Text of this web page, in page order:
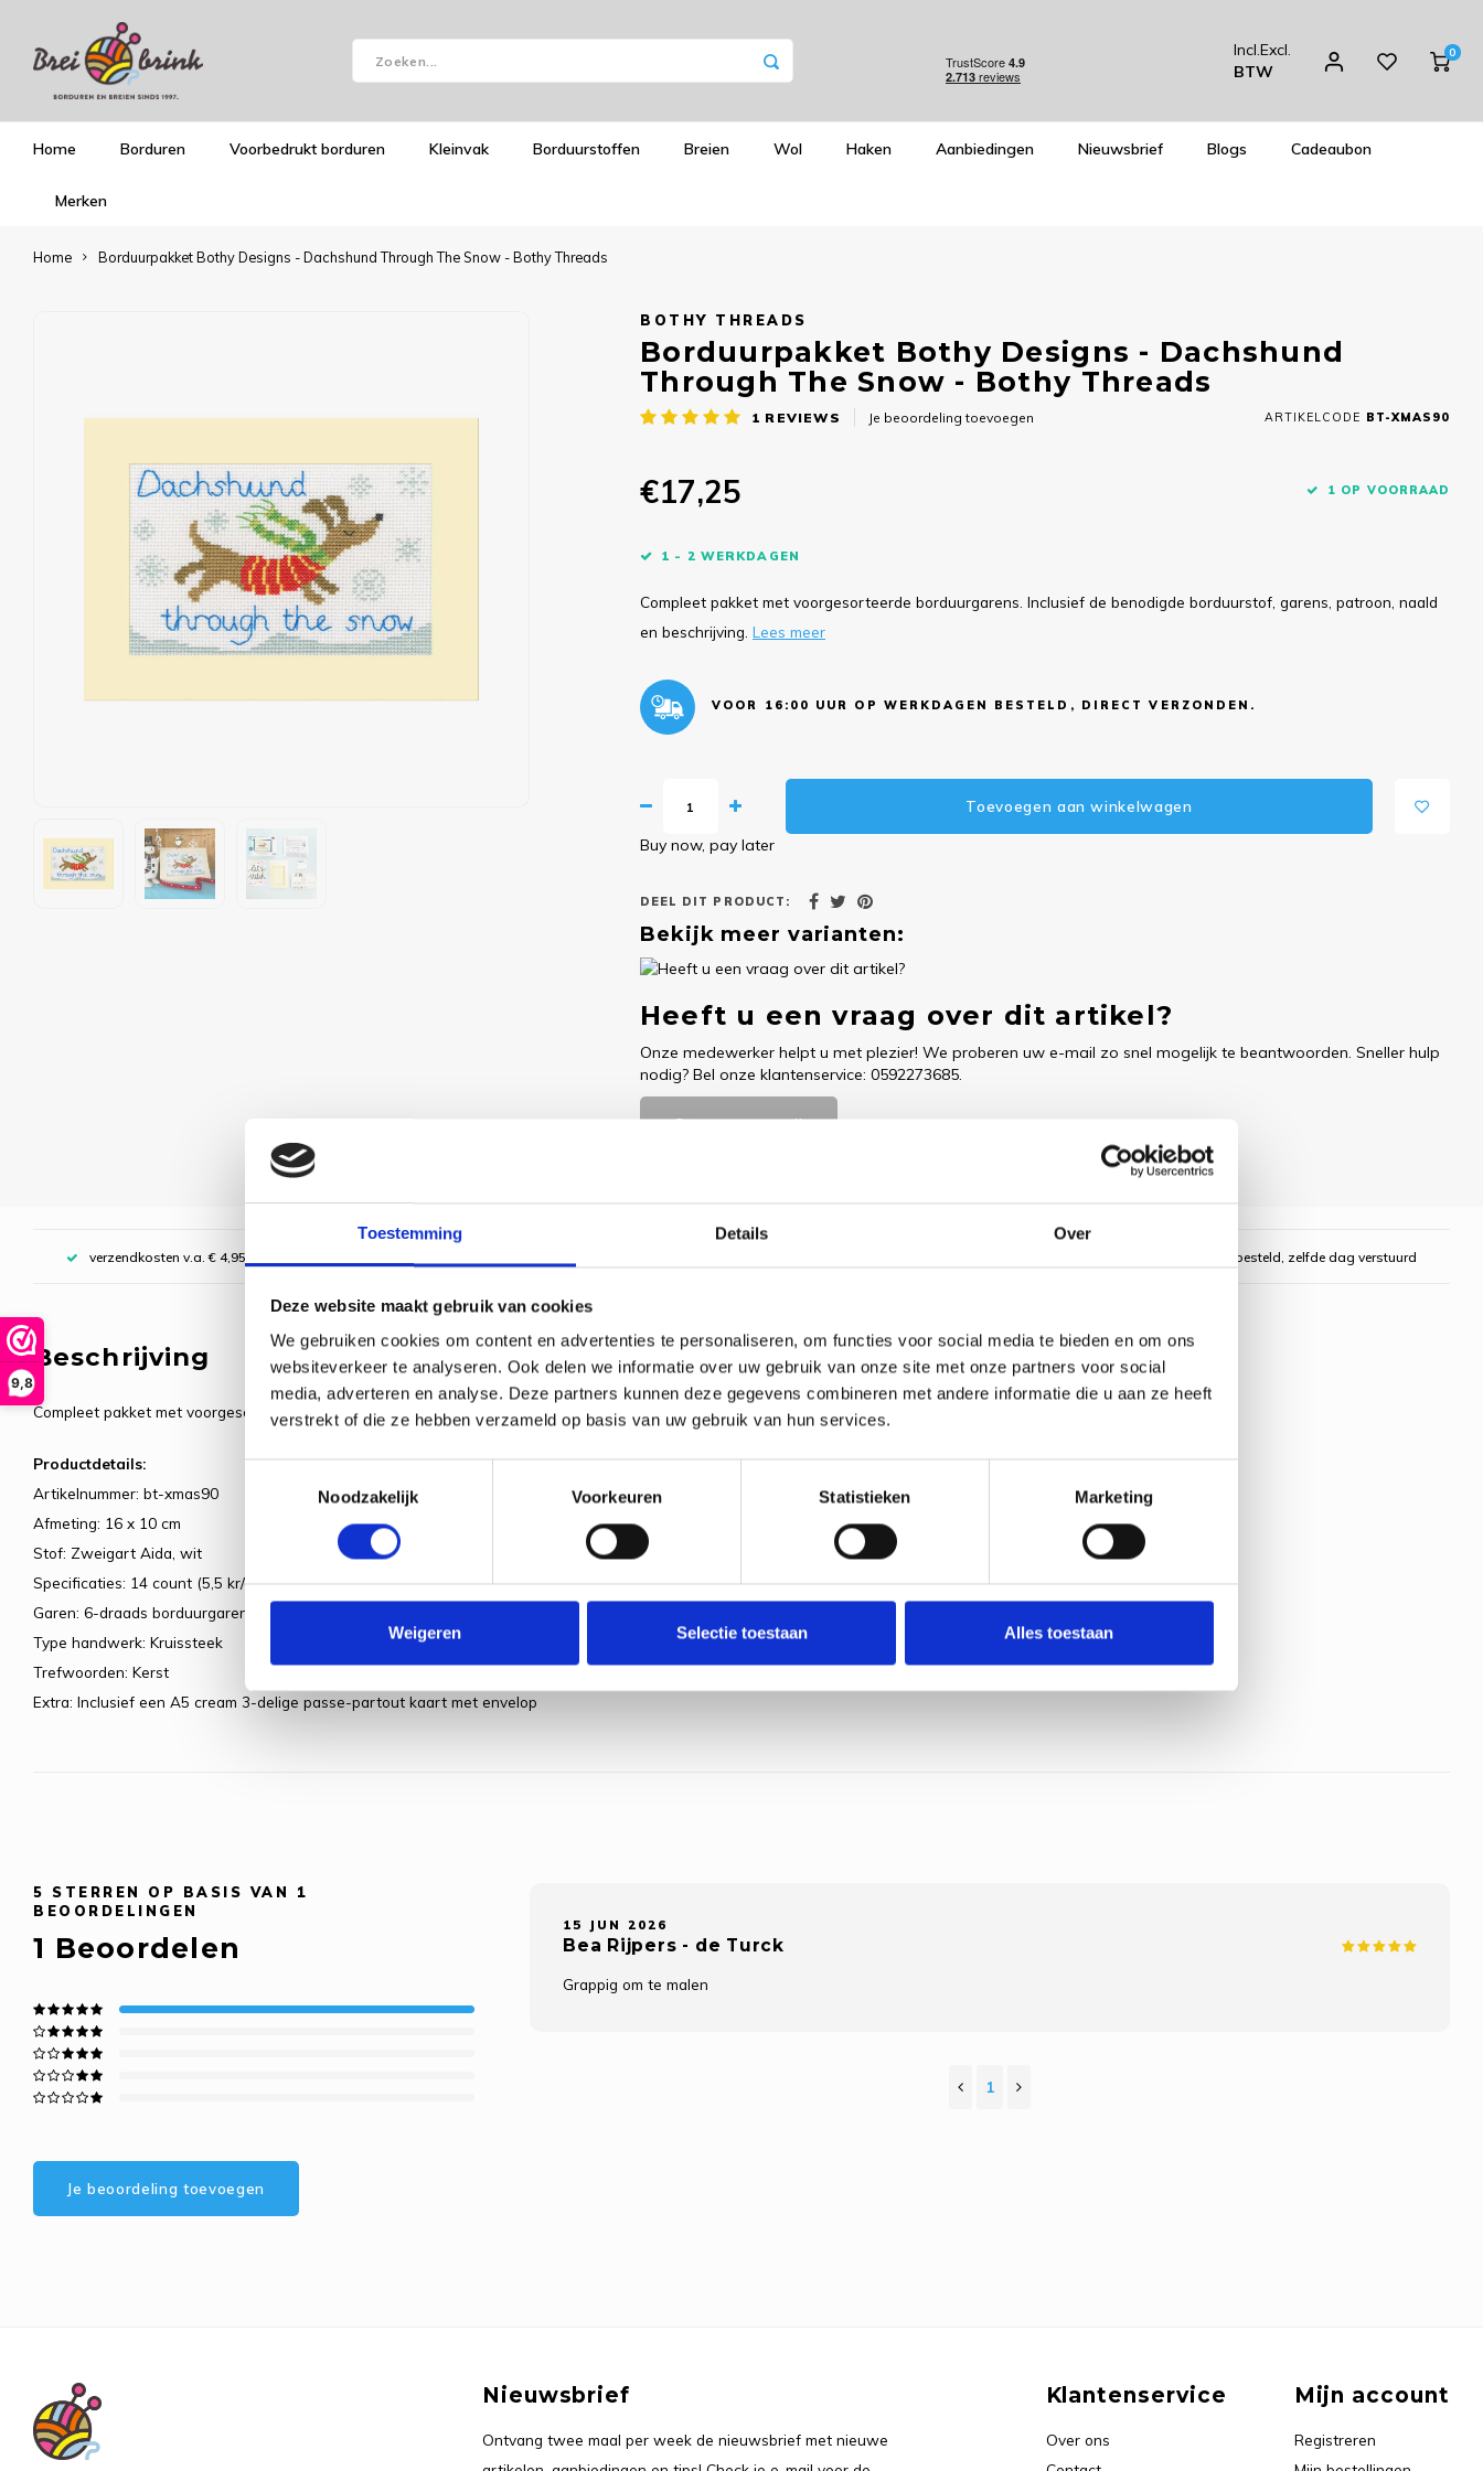
Toestemming Details Over
Deze website maakt gebruik van cookies
We gebruiken cookies om content en advertenties te personaliseren, om functies voor social media te bieden en om ons
websiteverkeer te analyseren. Ook delen we informatie over uw gebruik van onze site met onze partners voor social
media, adverteren en analyse. Deze partners kunnen deze gegevens combineren met andere informatie die u aan ze heeft
verstrekt of die ze hebben verzameld op basis van uw gebruik van hun services.
Noodzakelijk
Voorkeuren Statistieken Marketing
Weigeren Selectie toestaan Alles toestaan
9,8
Incl.Excl.
BTW
0
Home Borduren Voorbedrukt borduren Kleinvak Borduurstoffen Breien Wol Haken Aanbiedingen Nieuwsbrief Blogs Cadeaubon
Merken
Home Borduurpakket Bothy Designs - Dachshund Through The Snow - Bothy Threads
BOTHY THREADS
Borduurpakket Bothy Designs - Dachshund
Through The Snow - Bothy Threads
1 REVIEWS Je beoordeling toevoegen ARTIKELCODE BT-XMAS90
€17,25 1 OP VOORRAAD
1 - 2 WERKDAGEN
Compleet pakket met voorgesorteerde borduurgarens. Inclusief de benodigde borduurstof, garens, patroon, naald
en beschrijving. Lees meer
VOOR 16:00 UUR OP WERKDAGEN BESTELD, DIRECT VERZONDEN.
Toevoegen aan winkelwagen
Buy now, pay later
DEEL DIT PRODUCT:
Bekijk meer varianten:
Heeft u een vraag over dit artikel?
Onze medewerker helpt u met plezier! We proberen uw e-mail zo snel mogelijk te beantwoorden. Sneller hulp
nodig? Bel onze klantenservice: 0592273685.
Stuur een e-mail
verzendkosten v.a. € 4,95, boven € 70,00 gratis (NL) Voor 16:00 uur besteld, zelfde dag verstuurd
Beschrijving
Compleet pakket met voorgesorteerde borduurgarens. Inclusief de benodigde borduurstof, garens, patroon, naald en beschrijving.
Productdetails:
Artikelnummer: bt-xmas90
Afmeting: 16 x 10 cm
Stof: Zweigart Aida, wit
Specificaties: 14 count (5,5 kr/cm)
Garen: 6-draads borduurgaren
Type handwerk: Kruissteek
Trefwoorden: Kerst
Extra: Inclusief een A5 cream 3-delige passe-partout kaart met envelop
5 STERREN OP BASIS VAN 1
BEOORDELINGEN
1 Beoordelen
Je beoordeling toevoegen
15 JUN 2026
Bea Rijpers - de Turck
Grappig om te malen
1
Nieuwsbrief
Ontvang twee maal per week de nieuwsbrief met nieuwe
Klantenservice
Over ons
Mijn account
Registreren